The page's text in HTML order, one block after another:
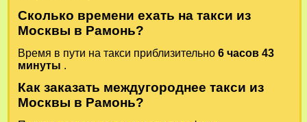
Сколько времени ехать на такси из
Москвы в Рамонь?
Время в пути на такси приблизительно 6 часов 43
минуты .
Как заказать междугороднее такси из
Москвы в Рамонь?